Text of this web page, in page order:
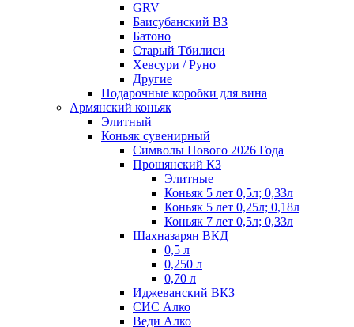
GRV
Баисубанский ВЗ
Батоно
Старый Тбилиси
Хевсури / Руно
Другие
Подарочные коробки для вина
Армянский коньяк
Элитный
Коньяк сувенирный
Символы Нового 2026 Года
Прошянский КЗ
Элитные
Коньяк 5 лет 0,5л; 0,33л
Коньяк 5 лет 0,25л; 0,18л
Коньяк 7 лет 0,5л; 0,33л
Шахназарян ВКД
0,5 л
0,250 л
0,70 л
Иджеванский ВКЗ
СИС Алко
Веди Алко